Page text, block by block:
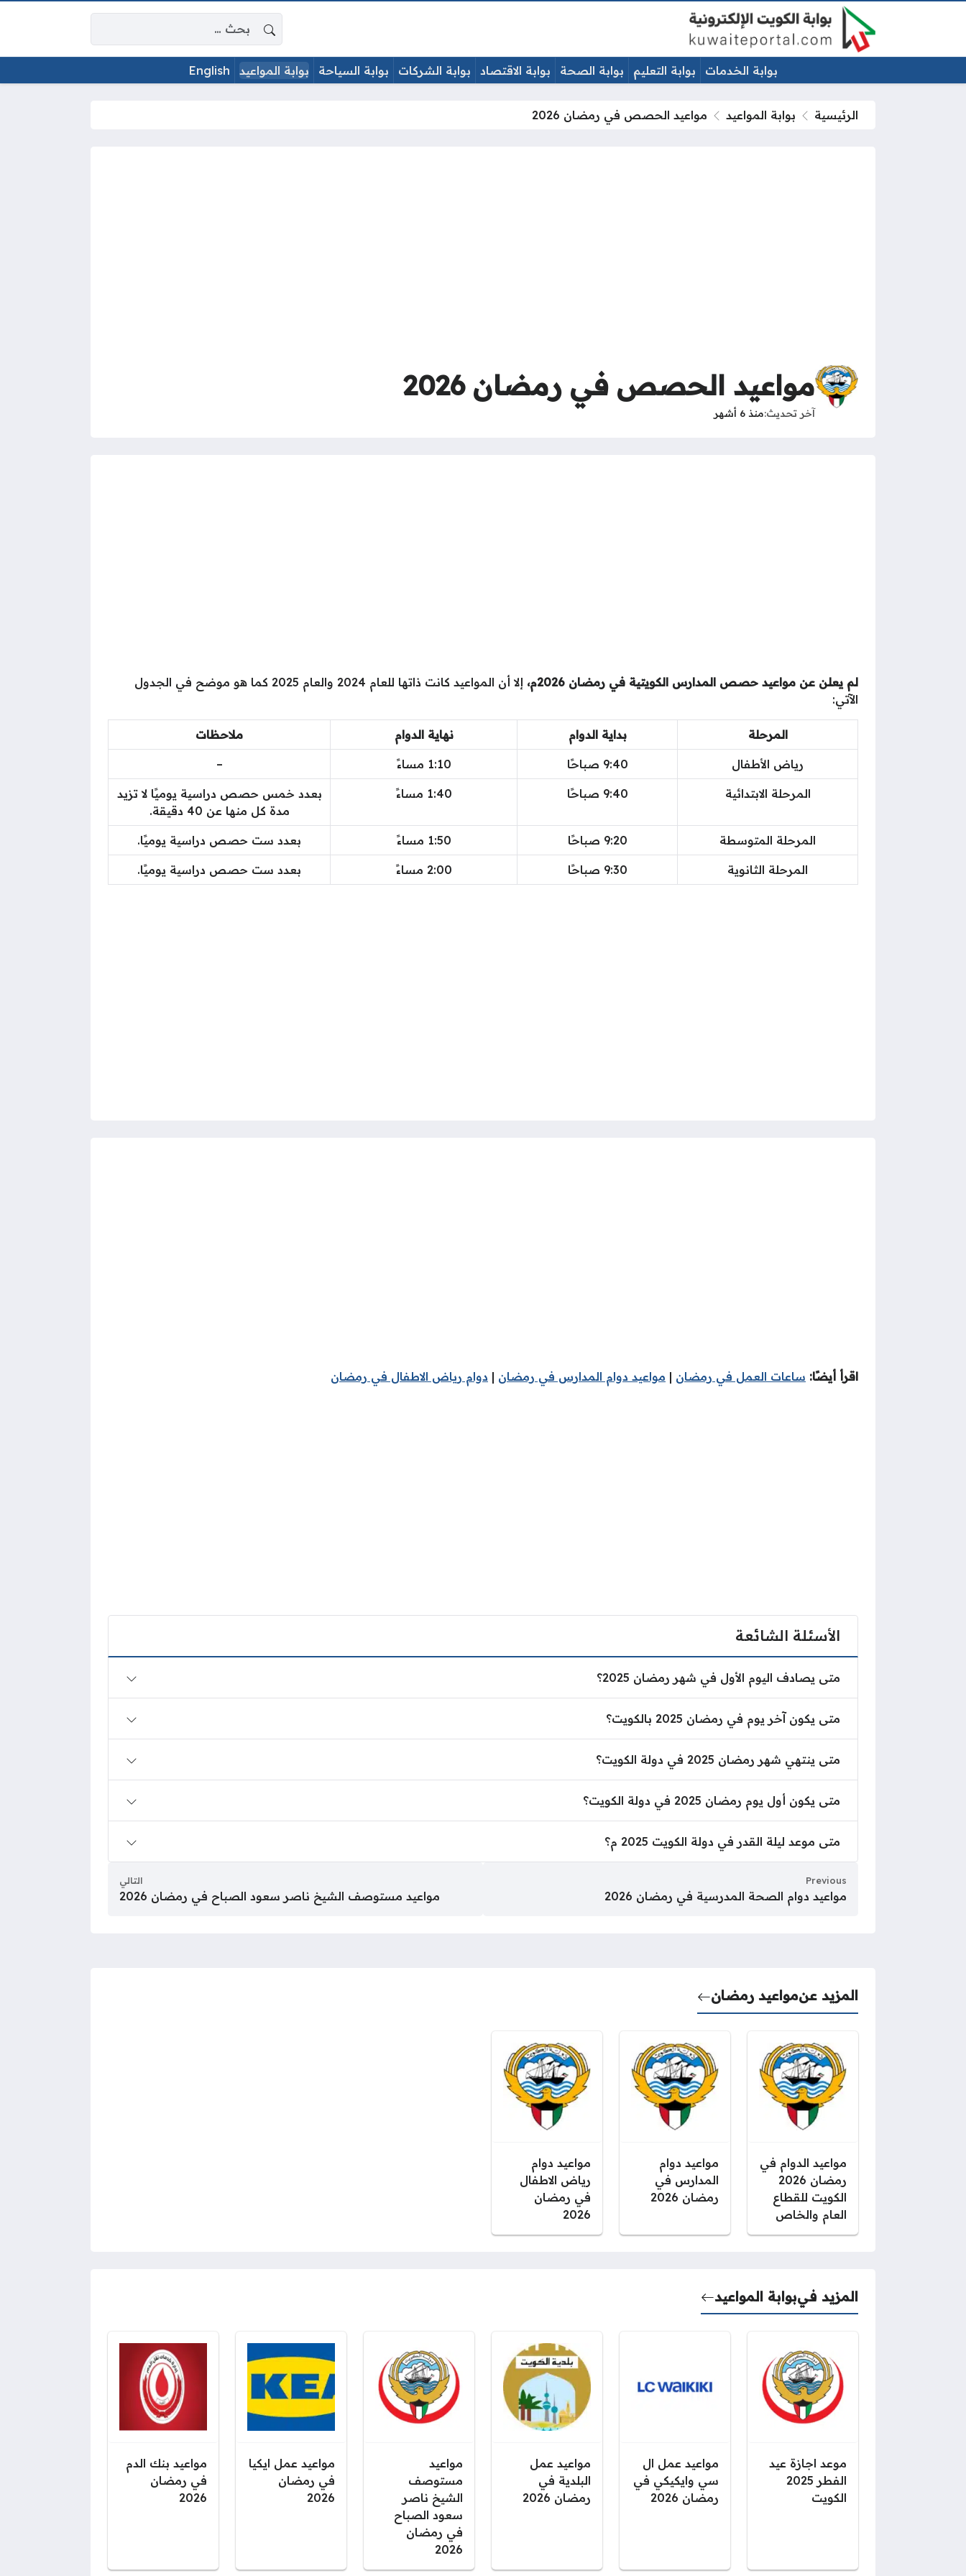
البحث عن:
بوابة الخدمات بوابة التعليم بوابة الصحة بوابة الاقتصاد بوابة الشركات بوابة السياحة بوابة المواعيد English
الرئيسية بوابة المواعيد مواعيد الحصص في رمضان 2026
مواعيد الحصص في رمضان 2026
آخر تحديث منذ 6 أشهر
لم يعلن عن مواعيد حصص المدارس الكويتية في رمضان 2026م،
إلا أن المواعيد كانت ذاتها للعام 2024 والعام 2025 كما هو موضح في الجدول
الآتي:
المرحلة بداية الدوام نهاية الدوام ملاحظات
رياض الأطفال 9:40 صباحًا 1:10 مساءً –
المرحلة الابتدائية 9:40 صباحًا 1:40 مساءً
بعدد خمس حصص دراسية يوميًا لا تزيد
مدة كل منها عن 40 دقيقة.
المرحلة المتوسطة 9:20 صباحًا 1:50 مساءً بعدد ست حصص دراسية يوميًا.
المرحلة الثانوية 9:30 صباحًا 2:00 مساءً بعدد ست حصص دراسية يوميًا.
اقرأ أيضًا: ساعات العمل في رمضان | مواعيد دوام المدارس في رمضان | دوام رياض الاطفال في رمضان
الأسئلة الشائعة
متى يصادف اليوم الأول في شهر رمضان 2025؟
متى يكون آخر يوم في رمضان 2025 بالكويت؟
متى يكون آخر يوم في رمضان 2025 بالكويت؟
متى ينتهي شهر رمضان 2025 في دولة الكويت؟
متى يكون أول يوم رمضان 2025 في دولة الكويت؟
متى يكون أول يوم رمضان 2025 في دولة الكويت؟
متى موعد ليلة القدر في دولة الكويت 2025 م؟
Previous
مواعيد دوام الصحة المدرسية في رمضان 2026
التالي
مواعيد مستوصف الشيخ ناصر سعود الصباح في رمضان 2026
المزيد عنمواعيد رمضان
مواعيد الدوام في
رمضان 2026
الكويت للقطاع
العام والخاص
مواعيد دوام
المدارس في
رمضان 2026
مواعيد دوام
رياض الاطفال
في رمضان
2026
المزيد فيبوابة المواعيد
موعد اجازة عيد
الفطر 2025
الكويت
مواعيد عمل ال
سي وايكيكي في
رمضان 2026
مواعيد عمل
البلدية في
رمضان 2026
مواعيد
مستوصف
الشيخ ناصر
سعود الصباح
في رمضان
2026
مواعيد عمل ايكيا
في رمضان
2026
مواعيد بنك الدم
في رمضان
2026